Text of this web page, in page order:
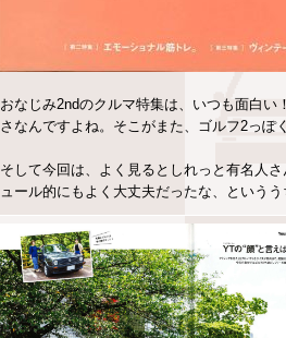
おなじみ2ndのクルマ特集は、いつも面白
さなんですよね。そこがまた、ゴルフ2っぽ
そして今回は、よく見るとしれっと有名人
ュール的にもよく大丈夫だったな、という